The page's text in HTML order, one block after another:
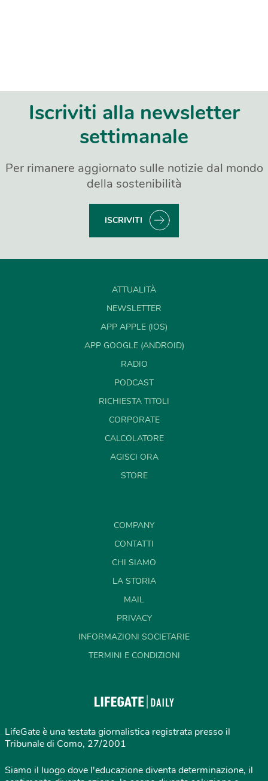
Iscriviti alla newsletter
settimanale
Per rimanere aggiornato sulle notizie dal mondo
della sostenibilità
ISCRIVITI
ATTUALITÀ
NEWSLETTER
APP APPLE (IOS)
APP GOOGLE (ANDROID)
RADIO
PODCAST
RICHIESTA TITOLI
CORPORATE
CALCOLATORE
AGISCI ORA
STORE
COMPANY
CONTATTI
CHI SIAMO
LA STORIA
MAIL
PRIVACY
INFORMAZIONI SOCIETARIE
TERMINI E CONDIZIONI
LifeGate è una testata giornalistica registrata presso il
Tribunale di Como, 27/2001
Siamo il luogo dove l'educazione diventa determinazione, il